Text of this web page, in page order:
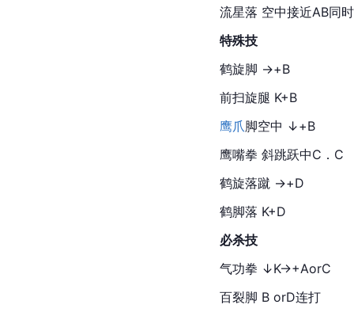
流星落 空中接近AB同
特殊技
鹤旋脚 →+B
前扫旋腿 K+B
鹰爪脚空中 ↓+B
鹰嘴拳 斜跳跃中C．C
鹤旋落蹴 →+D
鹤脚落 K+D
必杀技
气功拳 ↓K→+AorC
百裂脚 B orD连打